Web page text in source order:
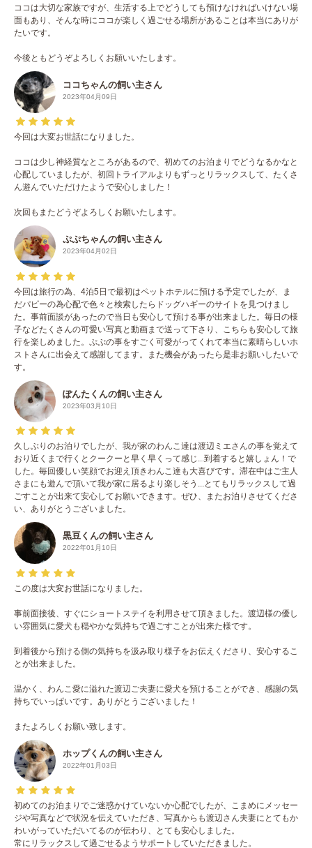
ココは大切な家族ですが、生活する上でどうしても預けなければいけない場
面もあり、そんな時にココが楽しく過ごせる場所があることは本当にありが
たいです。
今後ともどうぞよろしくお願いいたします。
ココちゃんの飼い主さん
2023年04月09日
今回は大変お世話になりました。
ココは少し神経質なところがあるので、初めてのお泊まりでどうなるかなと
心配していましたが、初回トライアルよりもずっとリラックスして、たくさ
ん遊んでいただけたようで安心しました！
次回もまたどうぞよろしくお願いたします。
ぷぷちゃんの飼い主さん
2023年04月02日
今回は旅行の為、4泊5日で最初はペットホテルに預ける予定でしたが、ま
だパピーの為心配で色々と検索したらドッグハギーのサイトを見つけまし
た。事前面談があったので当日も安心して預ける事が出来ました。毎日の様
子などたくさんの可愛い写真と動画まで送って下さり、こちらも安心して旅
行を楽しめました。ぷぷの事をすごく可愛がってくれて本当に素晴らしいホ
ストさんに出会えて感謝してます。また機会があったら是非お願いしたいで
す。
ぽんたくんの飼い主さん
2023年03月10日
久しぶりのお泊りでしたが、我が家のわんこ達は渡辺ミエさんの事を覚えて
おり近くまで行くとクークーと早く早くって感じ...到着すると嬉しょん！で
した。毎回優しい笑顔でお迎え頂きわんこ達も大喜びです。滞在中はご主人
さまにも遊んで頂いて我が家に居るより楽しそう...とてもリラックスして過
ごすことが出来て安心してお願いできます。ぜひ、またお泊りさせてくださ
い、ありがとうございました。
黒豆くんの飼い主さん
2022年01月10日
この度は大変お世話になりました。
事前面接後、すぐにショートステイを利用させて頂きました。渡辺様の優し
い雰囲気に愛犬も穏やかな気持ちで過ごすことが出来た様です。
到着後から預ける側の気持ちを汲み取り様子をお伝えくださり、安心するこ
とが出来ました。
温かく、わんこ愛に溢れた渡辺ご夫妻に愛犬を預けることができ、感謝の気
持ちでいっぱいです。ありがとうございました！
またよろしくお願い致します。
ホップくんの飼い主さん
2022年01月03日
初めてのお泊まりでご迷惑かけていないか心配でしたが、こまめにメッセー
ジや写真などで状況を伝えていただき、写真からも渡辺さん夫妻にとてもか
わいがっていただいてるのが伝わり、とても安心しました。
常にリラックスして過ごせるようサポートしていただきました。